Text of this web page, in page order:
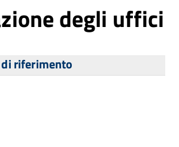
degli uffici
riferimento